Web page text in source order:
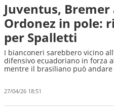
Juventus,
Ordonez in pole:
per Spalletti
I bianconeri sarebbero vicino
difensivo ecuadoriano in forza
mentre il brasiliano può
27/04/26 18:51